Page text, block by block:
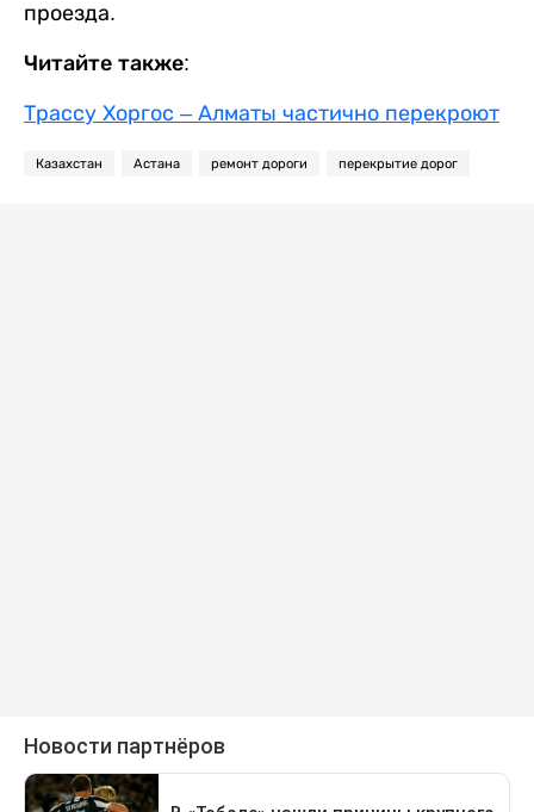
проезда.
Читайте также:
Трассу Хоргос – Алматы частично перекроют
Казахстан Астана ремонт дороги перекрытие дорог